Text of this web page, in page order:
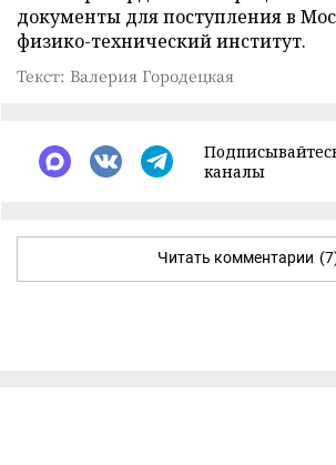
документы для поступления в
физико-технический институт.
Текст: Валерия Городецкая
каналы
Читать комментарии